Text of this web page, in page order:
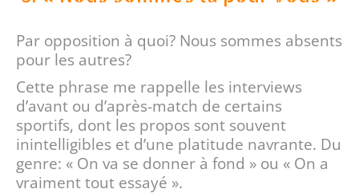
Par opposition à quoi? Nous sommes absents
pour les autres?
Cette phrase me rappelle les interviews
d’avant ou d’après-match de certains
sportifs, dont les propos sont souvent
inintelligibles et d’une platitude navrante. Du
genre: « On va se donner à fond » ou « On a
vraiment tout essayé ».